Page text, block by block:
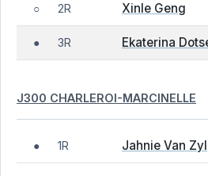
○ 2R Xinle Geng
● 3R Ekaterina
J300 CHARLEROI-MARCINELLE
● 1R Jahnie Van Zyl